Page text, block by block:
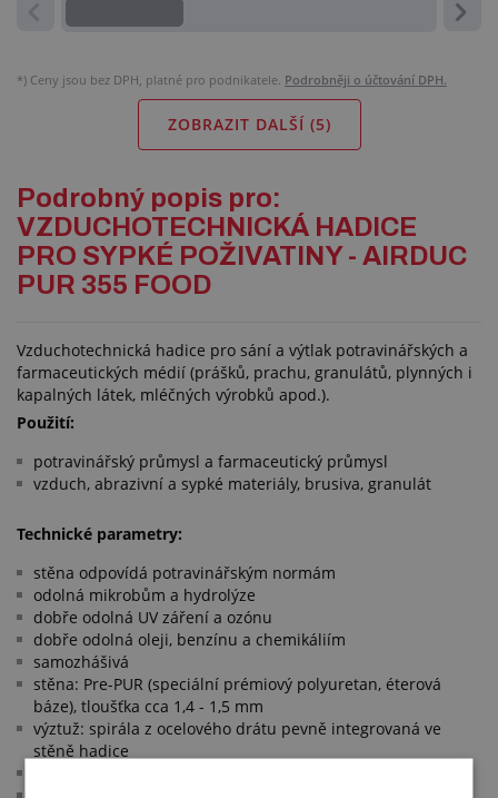
*) Ceny jsou bez DPH, platné pro podnikatele. Podrobněji o účtování DPH.
ZOBRAZIT DALŠÍ (5)
Podrobný popis pro:
VZDUCHOTECHNICKÁ HADICE
PRO SYPKÉ POŽIVATINY - AIRDUC
PUR 355 FOOD
Vzduchotechnická hadice pro sání a výtlak potravinářských a
farmaceutických médií (prášků, prachu, granulátů, plynných i
kapalných látek, mléčných výrobků apod.).
Použití:
potravinářský průmysl a farmaceutický průmysl
vzduch, abrazivní a sypké materiály, brusiva, granulát
Technické parametry:
stěna odpovídá potravinářským normám
odolná mikrobům a hydrolýze
dobře odolná UV záření a ozónu
dobře odolná oleji, benzínu a chemikáliím
samozhášivá
stěna: Pre-PUR (speciální prémiový polyuretan, éterová
báze), tloušťka cca 1,4 - 1,5 mm
výztuž: spirála z ocelového drátu pevně integrovaná ve
stěně hadice